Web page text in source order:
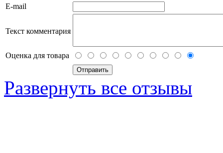
E-mail
Текст комментария
Оценка для товара
Развернуть все отзывы